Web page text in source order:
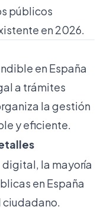
públicos
en 2026.
en España
a trámites
la gestión
y eficiente.
digital, la mayoría
en España
ciudadano.